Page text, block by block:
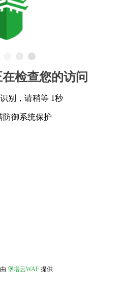
检查您的访问
别，请稍等 1秒
防御系统保护
堡塔云WAF 提供